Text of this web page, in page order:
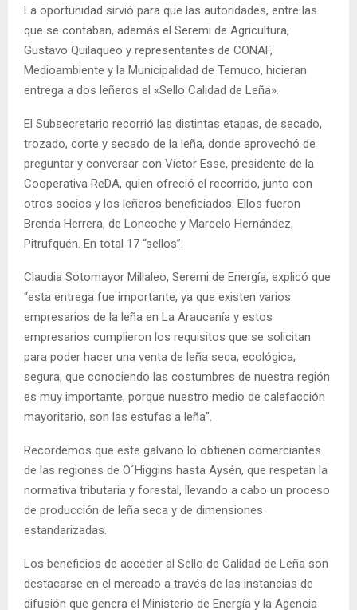
La oportunidad sirvió para que las autoridades, entre las
que se contaban, además el Seremi de Agricultura,
Gustavo Quilaqueo y representantes de CONAF,
Medioambiente y la Municipalidad de Temuco, hicieran
entrega a dos leñeros el «Sello Calidad de Leña».
El Subsecretario recorrió las distintas etapas, de secado,
trozado, corte y secado de la leña, donde aprovechó de
preguntar y conversar con Víctor Esse, presidente de la
Cooperativa ReDA, quien ofreció el recorrido, junto con
otros socios y los leñeros beneficiados. Ellos fueron
Brenda Herrera, de Loncoche y Marcelo Hernández,
Pitrufquén. En total 17 “sellos”.
Claudia Sotomayor Millaleo, Seremi de Energía, explicó que
“esta entrega fue importante, ya que existen varios
empresarios de la leña en La Araucanía y estos
empresarios cumplieron los requisitos que se solicitan
para poder hacer una venta de leña seca, ecológica,
segura, que conociendo las costumbres de nuestra región
es muy importante, porque nuestro medio de calefacción
mayoritario, son las estufas a leña”.
Recordemos que este galvano lo obtienen comerciantes
de las regiones de O´Higgins hasta Aysén, que respetan la
normativa tributaria y forestal, llevando a cabo un proceso
de producción de leña seca y de dimensiones
estandarizadas.
Los beneficios de acceder al Sello de Calidad de Leña son
destacarse en el mercado a través de las instancias de
difusión que genera el Ministerio de Energía y la Agencia